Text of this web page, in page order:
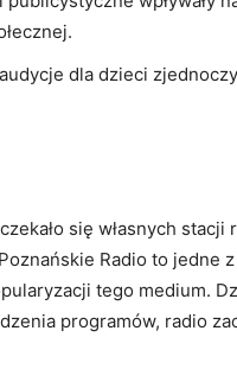
dla dzieci
się własnych stacji
Radio to jedne z
tego medium.
programów, radio